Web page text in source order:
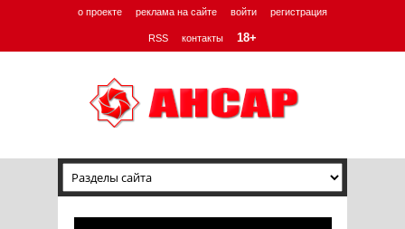
о проекте реклама на сайте войти регистрация
RSS контакты 18+